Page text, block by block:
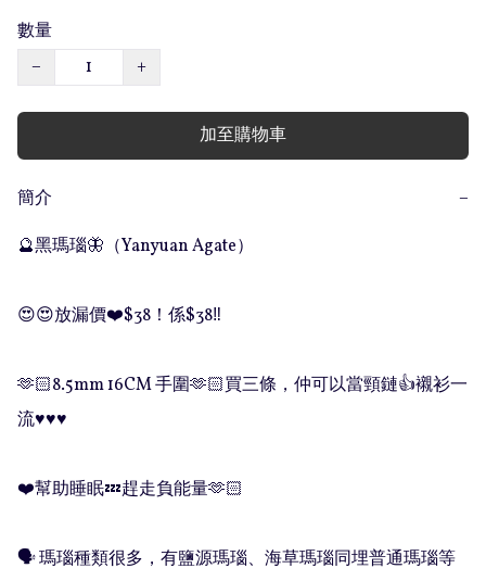
數量
−
+
加至購物車
簡介
−
🔮黑瑪瑙🦋（Yanyuan Agate）
😍😍放漏價❤️$38！係$38‼️
🫶🏻8.5mm 16CM 手圍🫶🏻買三條，仲可以當頸鏈👍襯衫一
流♥️♥️♥️
❤️幫助睡眠💤趕走負能量🫶🏻
🗣 瑪瑙種類很多，有鹽源瑪瑙、海草瑪瑙同埋普通瑪瑙等